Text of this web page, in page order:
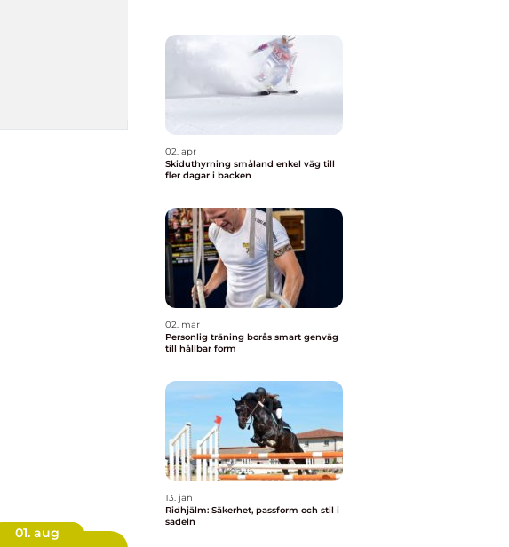
01. aug
02. apr
Skiduthyrning småland enkel väg till
fler dagar i backen
02. mar
Personlig träning borås smart genväg
till hållbar form
13. jan
Ridhjälm: Säkerhet, passform och stil i
sadeln